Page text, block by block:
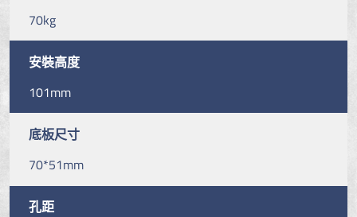
70kg
安裝高度
101mm
底板尺寸
70*51mm
孔距